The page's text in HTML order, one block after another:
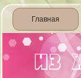
Главная